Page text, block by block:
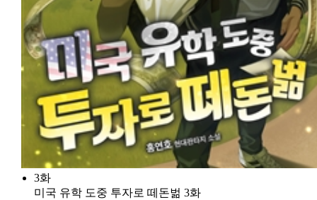
3화
미국 유학 도중 투자로 떼돈벎 3화